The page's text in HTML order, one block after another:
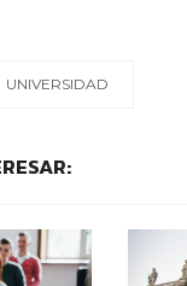
UNIVERSIDAD